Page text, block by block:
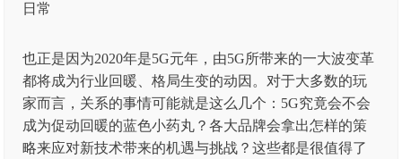
也正是因为2020年是5G元年，由5G所带来的一大波变革
都将成为行业回暖、格局生变的动因。对于大多数的玩
家而言，关系的事情可能就是这么几个：5G究竟会不会
成为促动回暖的蓝色小药丸？各大品牌会拿出怎样的策
略来应对新技术带来的机遇与挑战？这些都是很值得了